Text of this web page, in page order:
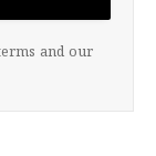
and our